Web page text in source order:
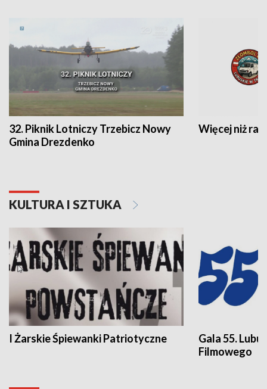
32. Piknik Lotniczy Trzebicz Nowy
Gmina Drezdenko
Więcej niż rajd
KULTURA I SZTUKA
I Żarskie Śpiewanki Patriotyczne
Gala 55.
Filmowego